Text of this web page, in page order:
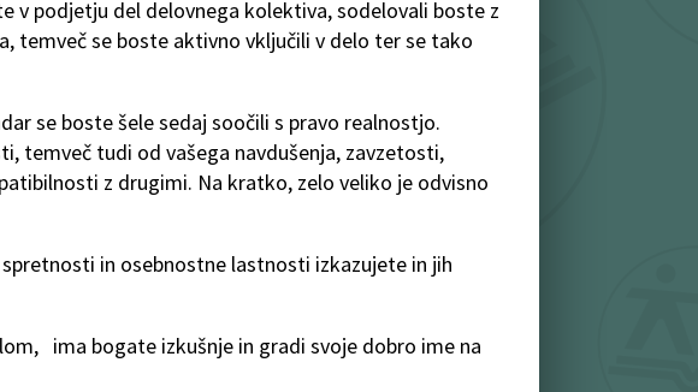
v podjetju del delovnega kolektiva, sodelovali boste z
temveč se boste aktivno vključili v delo ter se tako
se boste šele sedaj soočili s pravo realnostjo.
temveč tudi od vašega navdušenja, zavzetosti,
z drugimi. Na kratko, zelo veliko je odvisno
in osebnostne lastnosti izkazujete in jih
ima bogate izkušnje in gradi svoje dobro ime na